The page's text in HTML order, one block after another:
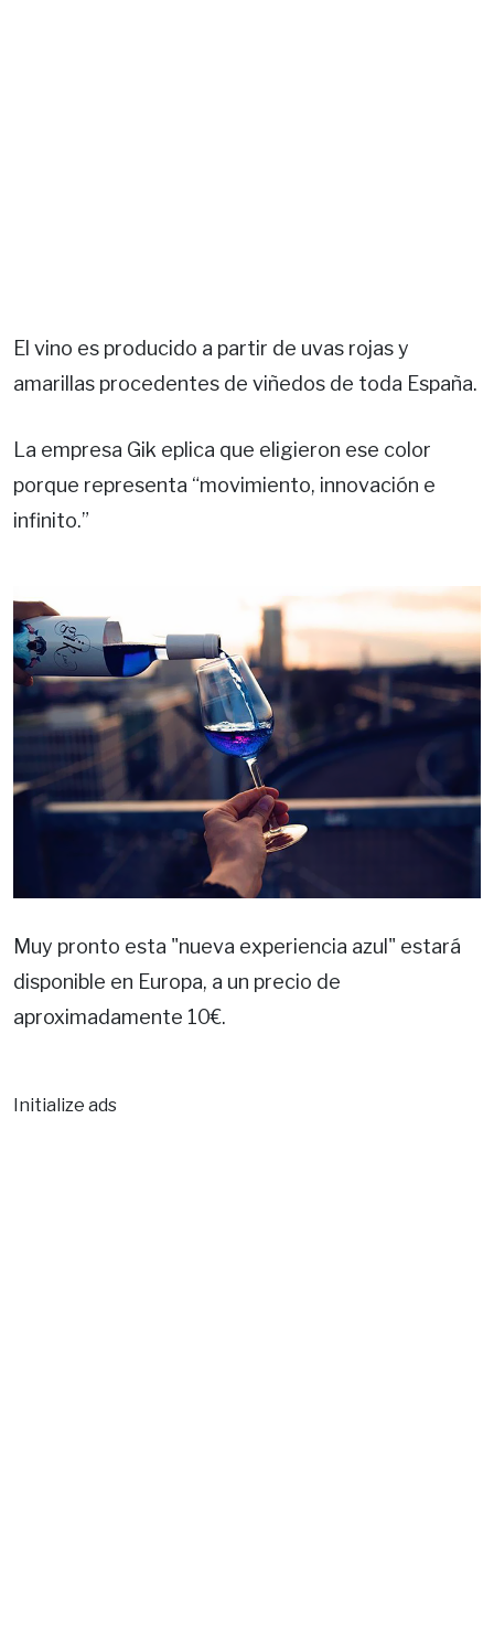
El vino es producido a partir de uvas rojas y
amarillas procedentes de viñedos de toda España.
La empresa Gik eplica que eligieron ese color
porque representa “movimiento, innovación e
infinito.”
Muy pronto esta "nueva experiencia azul" estará
disponible en Europa, a un precio de
aproximadamente 10€.
Initialize ads